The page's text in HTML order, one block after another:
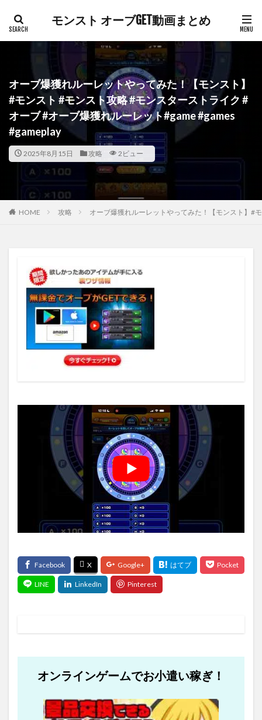
モンスト オーブGET動画まとめ
オーブ爆獲れルーレットやってみた！【モンスト】
#モンスト #モンスト攻略 #モンスターストライク #
オーブ #オーブ爆獲れルーレット#game #games
#gameplay
2025年8月15日 攻略 2ビュー
HOME 攻略 オーブ爆獲れルーレットやってみた！【モンスト】#
オンラインゲームでお小遣い稼ぎ！